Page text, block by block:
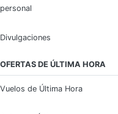
personal
Divulgaciones
OFERTAS DE ÚLTIMA HORA
Vuelos de Última Hora